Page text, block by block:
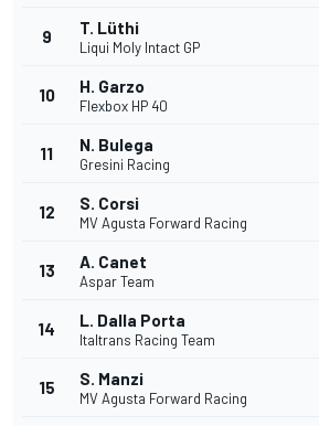
9 T. Lüthi
Liqui Moly Intact GP
10 H. Garzo
Flexbox HP 40
11 N. Bulega
Gresini Racing
12 S. Corsi
MV Agusta Forward Racing
13 A. Canet
Aspar Team
14 L. Dalla Porta
Italtrans Racing Team
15 S. Manzi
MV Agusta Forward Racing